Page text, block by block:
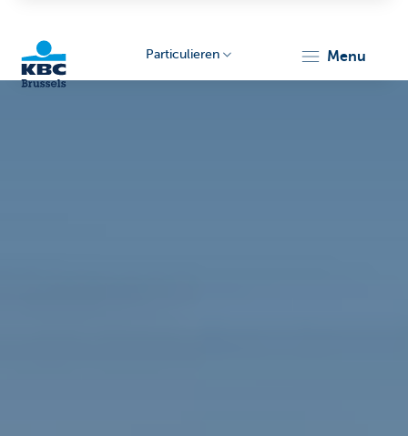
Particulieren menu